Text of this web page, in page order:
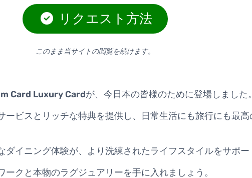
リクエスト方法
このまま当サイトの閲覧を続けます。
Card Luxury Cardが、今日本の皆様のために登場しました。
ービスとリッチな特典を提供し、日常生活にも旅行にも最高
イニング体験が、より洗練されたライフスタイルをサポー
クと本物のラグジュアリーを手に入れましょう。